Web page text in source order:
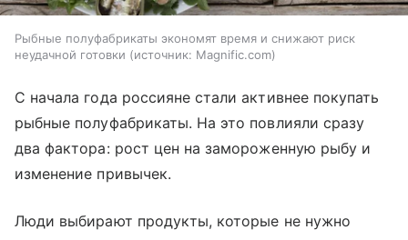
Рыбные полуфабрикаты экономят время и снижают риск
неудачной готовки
источник: Magnific.com
С начала года россияне стали активнее покупать
рыбные полуфабрикаты. На это повлияли сразу
два фактора: рост цен на замороженную рыбу и
изменение привычек.
Люди выбирают продукты, которые не нужно